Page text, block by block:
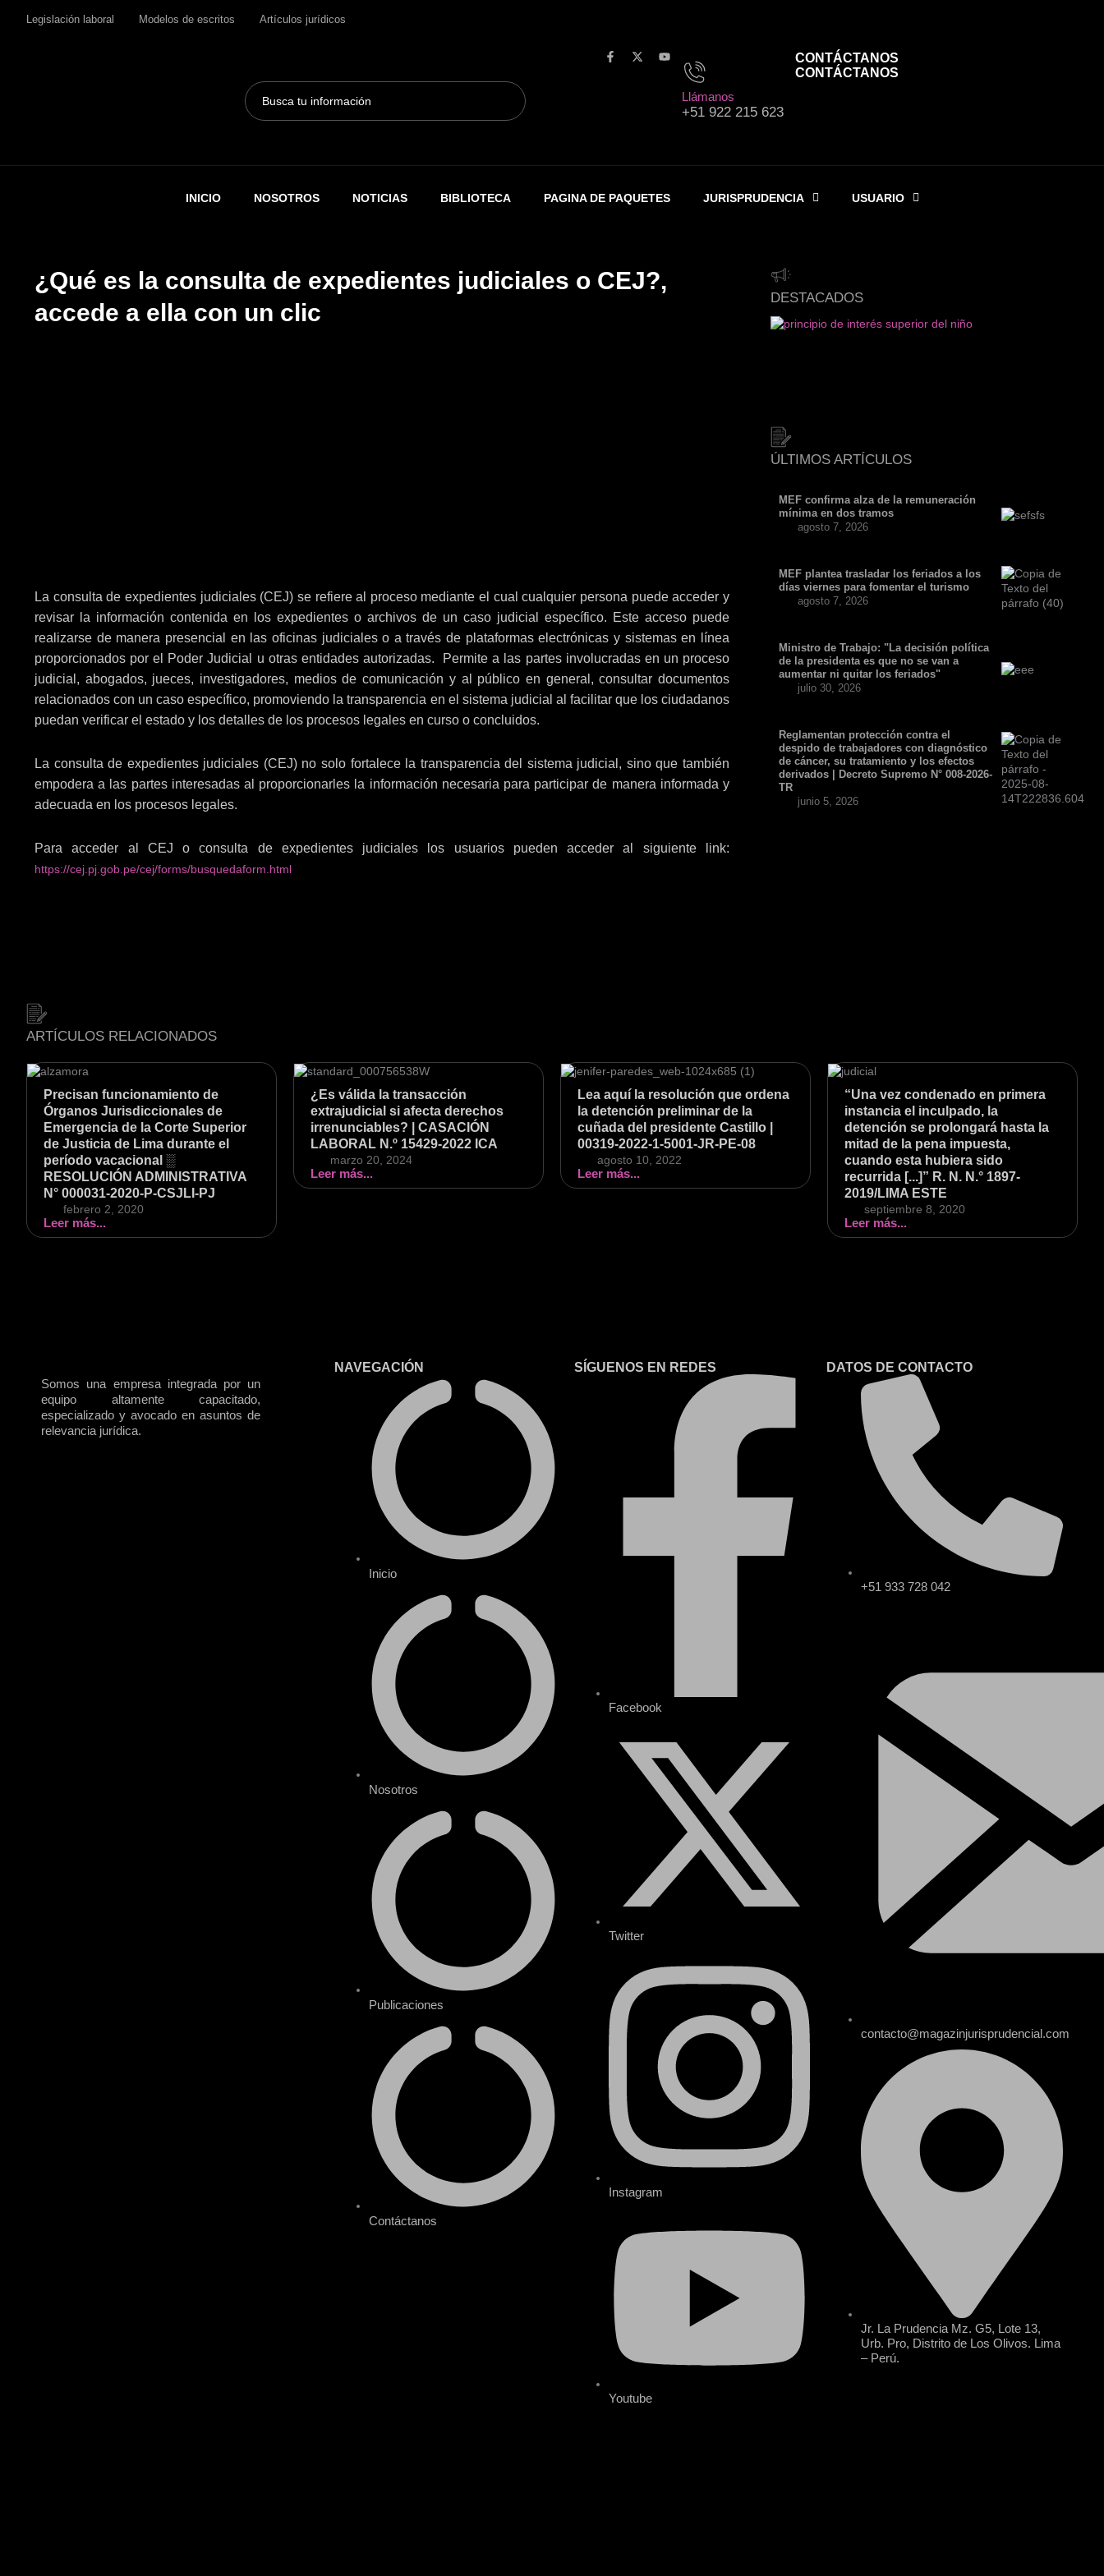
Legislación laboral Modelos de escritos Artículos jurídicos
Search
...
F
X
Y
Llámanos
+51 922 215 623
CONTÁCTANOS
CONTÁCTANOS
INICIO NOSOTROS NOTICIAS BIBLIOTECA PAGINA DE PAQUETES JURISPRUDENCIA USUARIO
¿Qué es la consulta de expedientes judiciales o CEJ?,
accede a ella con un clic
La consulta de expedientes judiciales (CEJ) se refiere al proceso mediante el cual cualquier persona puede acceder y
revisar la información contenida en los expedientes o archivos de un caso judicial específico. Este acceso puede
realizarse de manera presencial en las oficinas judiciales o a través de plataformas electrónicas y sistemas en línea
proporcionados por el Poder Judicial u otras entidades autorizadas. Permite a las partes involucradas en un proceso
judicial, abogados, jueces, investigadores, medios de comunicación y al público en general, consultar documentos
relacionados con un caso específico, promoviendo la transparencia en el sistema judicial al facilitar que los ciudadanos
puedan verificar el estado y los detalles de los procesos legales en curso o concluidos.
La consulta de expedientes judiciales (CEJ) no solo fortalece la transparencia del sistema judicial, sino que también
empodera a las partes interesadas al proporcionarles la información necesaria para participar de manera informada y
adecuada en los procesos legales.
Para acceder al CEJ o consulta de expedientes judiciales los usuarios pueden acceder al siguiente link:
https://cej.pj.gob.pe/cej/forms/busquedaform.html
DESTACADOS
ÚLTIMOS ARTÍCULOS
MEF confirma alza de la remuneración
mínima en dos tramos
agosto 7, 2026
MEF plantea trasladar los feriados a los
días viernes para fomentar el turismo
agosto 7, 2026
Ministro de Trabajo: "La decisión política
de la presidenta es que no se van a
aumentar ni quitar los feriados"
julio 30, 2026
Reglamentan protección contra el
despido de trabajadores con diagnóstico
de cáncer, su tratamiento y los efectos
derivados | Decreto Supremo N° 008-2026-
TR
junio 5, 2026
ARTÍCULOS RELACIONADOS
Precisan funcionamiento de
Órganos Jurisdiccionales de
Emergencia de la Corte Superior
de Justicia de Lima durante el
período vacacional ░
RESOLUCIÓN ADMINISTRATIVA
N° 000031-2020-P-CSJLI-PJ
febrero 2, 2020
Leer más...
¿Es válida la transacción
extrajudicial si afecta derechos
irrenunciables? | CASACIÓN
LABORAL N.º 15429-2022 ICA
marzo 20, 2024
Leer más...
Lea aquí la resolución que ordena
la detención preliminar de la
cuñada del presidente Castillo |
00319-2022-1-5001-JR-PE-08
agosto 10, 2022
Leer más...
“Una vez condenado en primera
instancia el inculpado, la
detención se prolongará hasta la
mitad de la pena impuesta,
cuando esta hubiera sido
recurrida [...]” R. N. N.° 1897-
2019/LIMA ESTE
septiembre 8, 2020
Leer más...
Somos una empresa integrada por un
equipo altamente capacitado,
especializado y avocado en asuntos de
relevancia jurídica.
NAVEGACIÓN
Inicio
Nosotros
Publicaciones
Contáctanos
SÍGUENOS EN REDES
Facebook
Twitter
Instagram
Youtube
DATOS DE CONTACTO
+51 933 728 042
contacto@magazinjurisprudencial.com
Jr. La Prudencia Mz. G5, Lote 13,
Urb. Pro, Distrito de Los Olivos. Lima
– Perú.